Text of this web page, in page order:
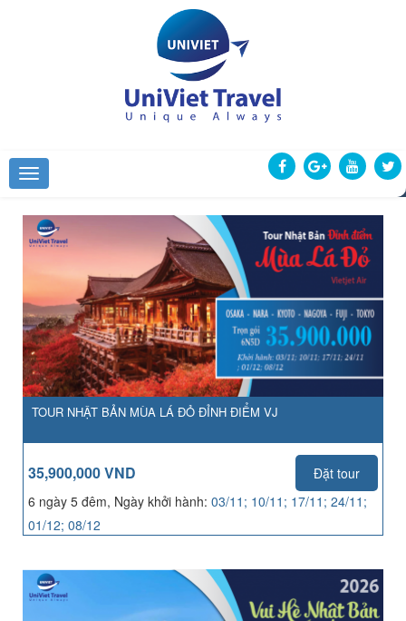
TOUR NHẬT BẢN MÙA LÁ ĐỎ ĐỈNH ĐIỂM VJ
35,900,000 VND
Đặt tour
6 ngày 5 đêm, Ngày khởi hành: 03/11; 10/11; 17/11; 24/11;
01/12; 08/12